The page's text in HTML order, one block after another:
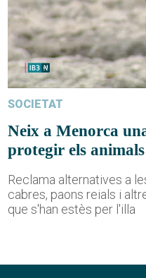
SOCIETAT
Neix a Menorca
protegir els
Reclama alternatives a
cabres, paons reials i
que s'han estès per l'illa